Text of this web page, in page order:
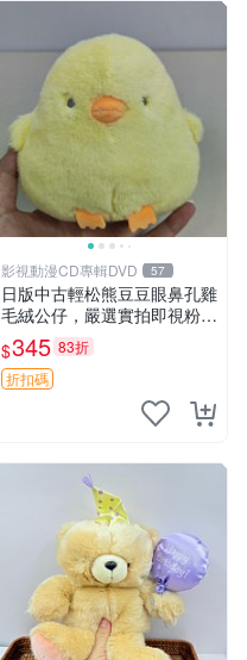
影視動漫CD專輯DVD 57
日版中古輕松熊豆豆眼鼻孔雞
毛絨公仔，嚴選實拍即視粉絲
必買 公仔紙箱氣泡膜精心包
裝快速發貨 輕松熊 公仔 雞毛
絨
$345 83折
折扣碼